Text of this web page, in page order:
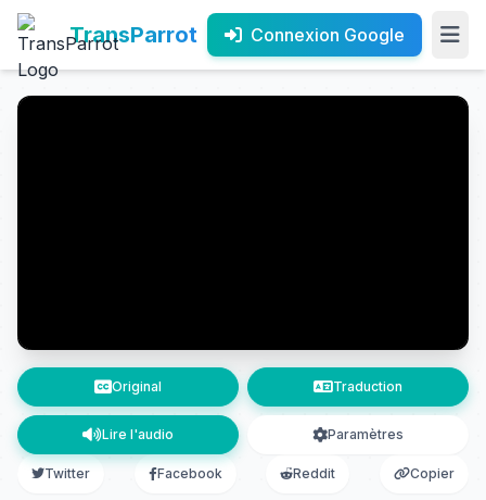
TransParrot Connexion Google
Original Traduction
Lire l'audio Paramètres
Twitter Facebook Reddit Copier